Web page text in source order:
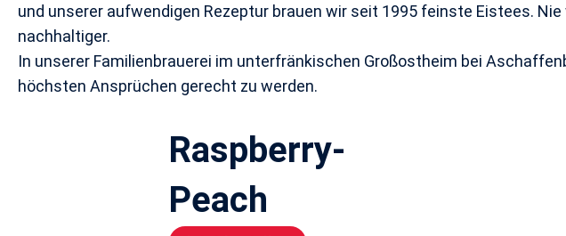
und unserer aufwendigen Rezeptur brauen wir seit 1995 feinste Eistees.
nachhaltiger.
In unserer Familienbrauerei im unterfränkischen Großostheim bei
höchsten Ansprüchen gerecht zu werden.
Raspberry-
Peach